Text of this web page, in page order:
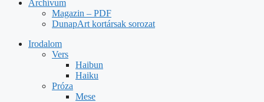
Archívum
Magazin – PDF
DunapArt kortársak sorozat
Irodalom
Vers
Haibun
Haiku
Próza
Mese